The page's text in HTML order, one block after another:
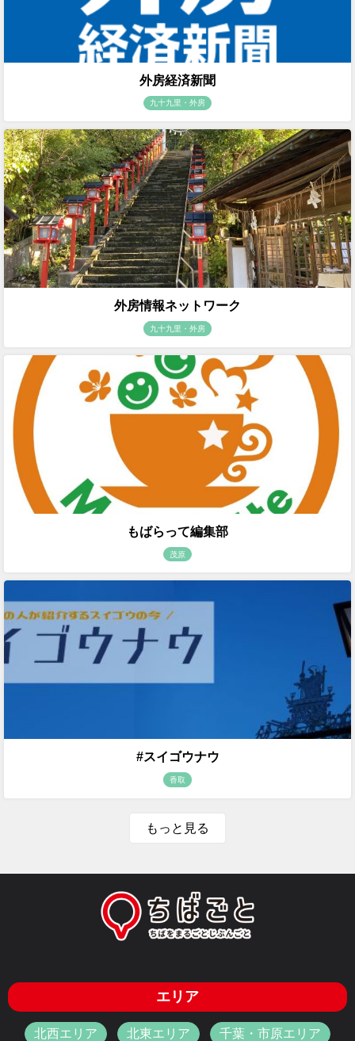
外房経済新聞
九十九里・外房
外房情報ネットワーク
九十九里・外房
もばらって編集部
茂原
#スイゴウナウ
香取
もっと見る
エリア
北西エリア 北東エリア 千葉・市原エリア